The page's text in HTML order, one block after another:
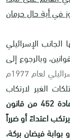
في أية حال حرمان
الإسرائيلي
وبالرجوع إلى
لعام 1977م
الغير لارتكاب
، وبقراءة المادة 452 من قانون
اعتداءً أو ضرراً
بوابة فيضان بركة،